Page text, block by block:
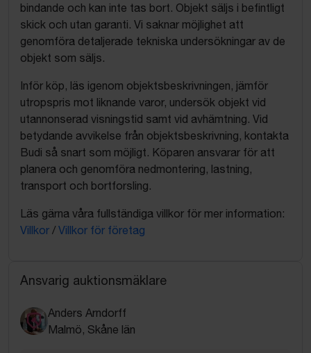
bindande och kan inte tas bort. Objekt säljs i befintligt
skick och utan garanti. Vi saknar möjlighet att
genomföra detaljerade tekniska undersökningar av de
objekt som säljs.
Inför köp, läs igenom objektsbeskrivningen, jämför
utropspris mot liknande varor, undersök objekt vid
utannonserad visningstid samt vid avhämtning. Vid
betydande avvikelse från objektsbeskrivning, kontakta
Budi så snart som möjligt. Köparen ansvarar för att
planera och genomföra nedmontering, lastning,
transport och bortforsling.
Läs gärna våra fullständiga villkor för mer information:
Villkor / Villkor för företag
Ansvarig auktionsmäklare
Anders Arndorff
Malmö, Skåne län